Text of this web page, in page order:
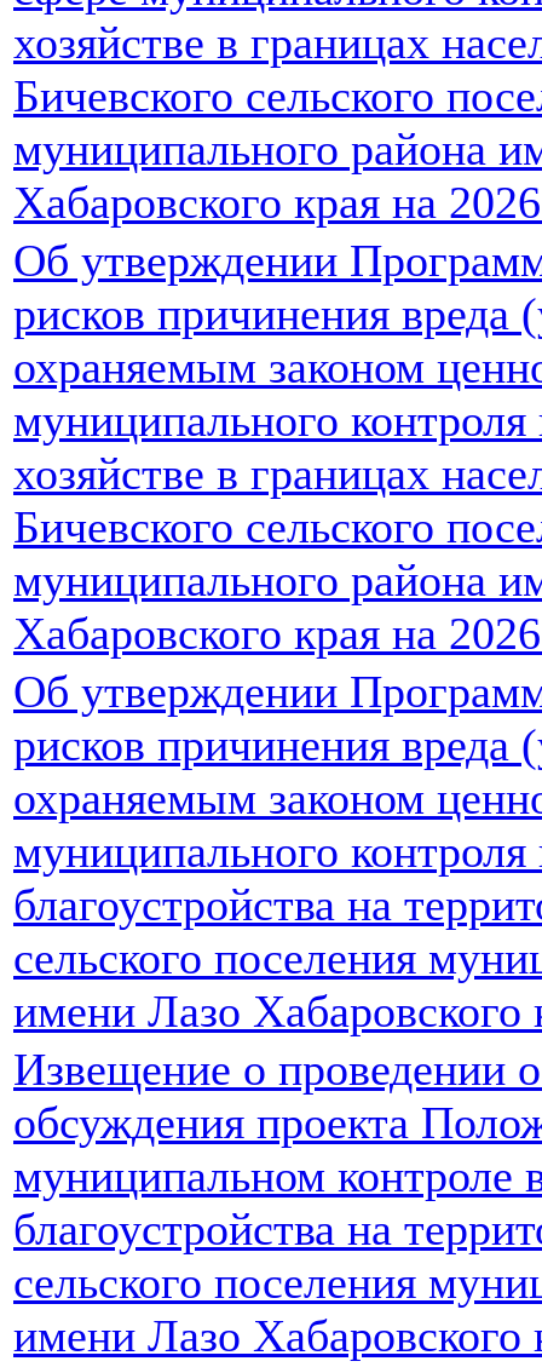
хозяйстве в границах
Бичевского сельского
муниципального района
Хабаровского края на
Об утверждении
рисков причинения вреда
охраняемым законом
муниципального
хозяйстве в границах
Бичевского сельского
муниципального района
Хабаровского края на
Об утверждении
рисков причинения вреда
охраняемым законом
муниципального контроля
благоустройства на
сельского поселения
имени Лазо Хабаровского
Извещение о проведении
обсуждения проекта
муниципальном контроле
благоустройства на
сельского поселения
имени Лазо Хабаровского